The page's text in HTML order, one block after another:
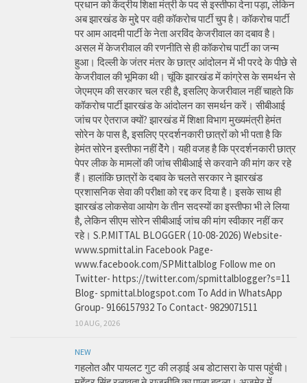
प्रधान को केंद्रीय शिक्षा मंत्री के पद से इस्तीफा देना पड़ा, लेकिन
अब झारखंड के मुद्दे पर वही कॉकरोच पार्टी चुप है। कॉकरोच पार्टी
पर आम आदमी पार्टी के नेता अरविंद केजरीवाल का दबाव है।
असल में केजरीवाल की रणनीति से ही कॉकरोच पार्टी का जन्म
हुआ। दिल्ली के जंतर मंतर के छात्र आंदोलन में भी परदे के पीछे से
केजरीवाल की भूमिका थी। चूंकि झारखंड में कांग्रेस के समर्थन से
जेएमएम की सरकार चल रही है, इसलिए केजरीवाल नहीं चाहते कि
कॉकरोच पार्टी झारखंड के आंदोलन का समर्थन करें। सीबीआई
जांच पर ऐतराज क्यों? झारखंड में शिक्षा विभाग मुख्यमंत्री हेमंत
सोरेन के पास है, इसलिए प्रदर्शनकारी छात्रों को भी पता है कि
हेमंत सोरेन इस्तीफा नहीं देेंगे। यही वजह है कि प्रदर्शनकारी छात्र
पेपर लीक के मामलों की जांच सीबीआई से करवाने की मांग कर रहे
हैं। हालांकि छात्रों के दबाव के चलते सरकार ने झारखंड
प्रशासनिक सेवा की परीक्षा को रद्द कर दिया है। इसके साथ ही
झारखंड लोकसेवा आयोग के तीन सदस्यों का इस्तीफा भी ले लिया
है, लेकिन सीएम सोरेन सीबीआई जांच की मांग स्वीकार नहीं कर
रहे। S.P.MITTAL BLOGGER ( 10-08-2026) Website-
www.spmittal.in Facebook Page-
www.facebook.com/SPMittalblog Follow me on
Twitter- https://twitter.com/spmittalblogger?s=11
Blog- spmittal.blogspot.com To Add in WhatsApp
Group- 9166157932 To Contact- 9829071511
10 AUG, 2026
NEW
गहलोत और पायलट गुट की लड़ाई अब डोटासरा के पास पहुंची।